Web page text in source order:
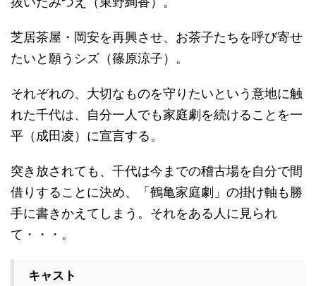
芝居茶屋・岡安を再興させ、お茶子たちを呼び寄せ
たいと願うシズ（篠原涼子）。
それぞれの、大切なものを守りたいという意地に触
れた千代は、自分一人でも家庭劇を続けることを一
平（成田凌）に宣言する。
突き放されても、千代は今までの稽古場を自分で間
借りすることに決め、「鶴亀家庭劇」の掛け軸も勝
手に書きかえてしまう。それをある人に見られ
て・・・。
キャスト